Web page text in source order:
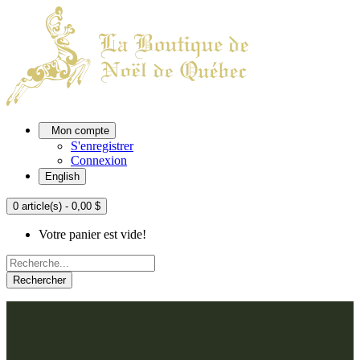
Mon compte
S'enregistrer
Connexion
English
0 article(s) - 0,00 $
Votre panier est vide!
Rechercher